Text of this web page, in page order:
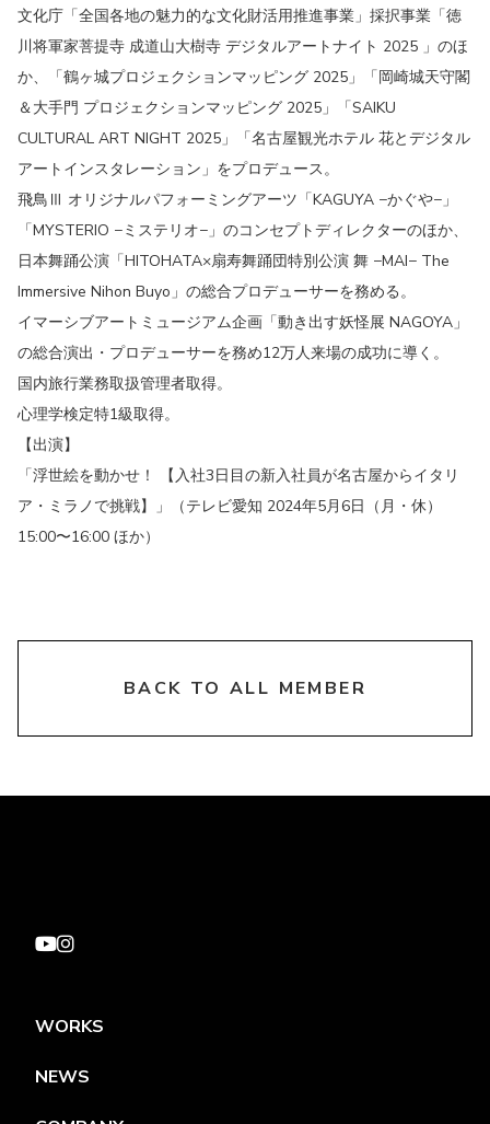
文化庁「全国各地の魅力的な文化財活用推進事業」採択事業「徳
川将軍家菩提寺 成道山大樹寺 デジタルアートナイト 2025 」のほ
か、「鶴ヶ城プロジェクションマッピング 2025」「岡崎城天守閣
＆大手門 プロジェクションマッピング 2025」「SAIKU
CULTURAL ART NIGHT 2025」「名古屋観光ホテル 花とデジタル
アートインスタレーション」をプロデュース。
飛鳥Ⅲ オリジナルパフォーミングアーツ「KAGUYA −かぐや−」
「MYSTERIO −ミステリオ−」のコンセプトディレクターのほか、
日本舞踊公演「HITOHATA×扇寿舞踊団特別公演 舞 −MAI− The
Immersive Nihon Buyo」の総合プロデューサーを務める。
イマーシブアートミュージアム企画「動き出す妖怪展 NAGOYA」
の総合演出・プロデューサーを務め12万人来場の成功に導く。
国内旅行業務取扱管理者取得。
心理学検定特1級取得。
【出演】
「浮世絵を動かせ！ 【入社3日目の新入社員が名古屋からイタリ
ア・ミラノで挑戦】」（テレビ愛知 2024年5月6日（月・休）
15:00〜16:00 ほか）
BACK TO ALL MEMBER
WORKS
NEWS